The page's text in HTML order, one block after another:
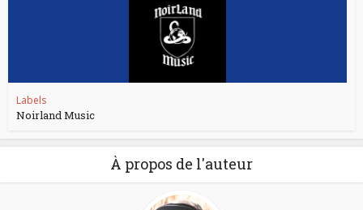
Labels
Noirland Music
À propos de l'auteur